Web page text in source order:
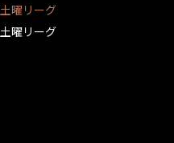
土曜リーグ
土曜リーグ